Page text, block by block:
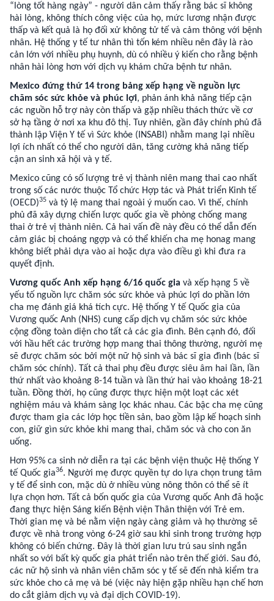
“lòng tốt hàng ngày” - người dân cảm thấy rằng bác sĩ không
hài lòng, không thích công việc của họ, mức lương nhận được
thấp và kết quả là họ đối xử không tử tế và cảm thông với bệnh
nhân. Hệ thống y tế tư nhân thì tốn kém nhiều nên đây là rào
cản lớn với nhiều phụ huynh, dù có nhiều ý kiến ​​cho rằng bệnh
nhân hài lòng hơn với dịch vụ khám chữa bệnh tư nhân.
Mexico đứng thứ 14 trong bảng xếp hạng về nguồn lực
chăm sóc sức khỏe và phúc lợi, phản ánh khả năng tiếp cận
các nguồn hỗ trợ này còn thấp và gặp nhiều thách thức về cơ
sở hạ tầng ở nơi xa khu đô thị. Tuy nhiên, gần đây chính phủ đã
thành lập Viện Y tế vì Sức khỏe (INSABI) nhằm mang lại nhiều
lợi ích nhất có thể cho người dân, tăng cường khả năng tiếp
cận an sinh xã hội và y tế.
Mexico cũng có số lượng trẻ vị thành niên mang thai cao nhất
trong số các nước thuộc Tổ chức Hợp tác và Phát triển Kinh tế
(OECD)35 và tỷ lệ mang thai ngoài ý muốn cao. Vì thế, chính
phủ đã xây dựng chiến lược quốc gia về phòng chống mang
thai ở trẻ vị thành niên. Cả hai vấn đề này đều có thể dẫn đến
cảm giác bị choáng ngợp và có thể khiến cha mẹ honag mang
không biết phải dựa vào ai hoặc dựa vào điều gì khi đưa ra
quyết định.
Vương quốc Anh xếp hạng 6/16 quốc gia và xếp hạng 5 về
yếu tố nguồn lực chăm sóc sức khỏe và phúc lợi do phần lớn
cha mẹ đánh giá khá tích cực. Hệ thống Y tế Quốc gia của
Vương quốc Anh (NHS) cung cấp dịch vụ chăm sóc sức khỏe
cộng đồng toàn diện cho tất cả các gia đình. Bên cạnh đó, đối
với hầu hết các trường hợp mang thai thông thường, người mẹ
sẽ được chăm sóc bởi một nữ hộ sinh và bác sĩ gia đình (bác sĩ
chăm sóc chính). Tất cả thai phụ đều được siêu âm hai lần, lần
thứ nhất vào khoảng 8-14 tuần và lần thứ hai vào khoảng 18-21
tuần. Đồng thời, họ cũng được thực hiện một loạt các xét
nghiệm máu và khám sàng lọc khác nhau. Các bậc cha mẹ cũng
được tham gia các lớp học tiền sản, bao gồm lập kế hoạch sinh
con, giữ gìn sức khỏe khi mang thai, chăm sóc và cho con ăn
uống.
Hơn 95% ca sinh nở diễn ra tại các bệnh viện thuộc Hệ thống Y
tế Quốc gia36. Người mẹ được quyền tự do lựa chọn trung tâm
y tế để sinh con, mặc dù ở nhiều vùng nông thôn có thể sẽ ít
lựa chọn hơn. Tất cả bốn quốc gia của Vương quốc Anh đã hoặc
đang thực hiện Sáng kiến ​​Bệnh viện Thân thiện với Trẻ em.
Thời gian mẹ và bé nằm viện ngày càng giảm và họ thường sẽ
được về nhà trong vòng 6-24 giờ sau khi sinh trong trường hợp
không có biến chứng. Đây là thời gian lưu trú sau sinh ngắn
nhất so với bất kỳ quốc gia phát triển nào trên thế giới. Sau đó,
các nữ hộ sinh và nhân viên chăm sóc y tế sẽ đến nhà kiểm tra
sức khỏe cho cả mẹ và bé (việc này hiện gặp nhiều hạn chế hơn
do cắt giảm dịch vụ và đại dịch COVID-19).